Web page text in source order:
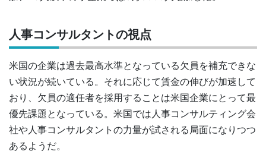
人事コンサルタントの視点
米国の企業は過去最高水準となっている欠員を補充できな
い状況が続いている。それに応じて賃金の伸びが加速して
おり、欠員の適任者を採用することは米国企業にとって最
優先課題となっている。米国では人事コンサルティング会
社や人事コンサルタントの力量が試される局面になりつつ
あるようだ。